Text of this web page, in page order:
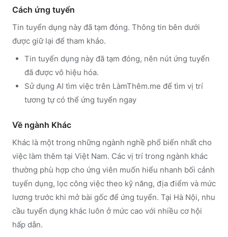
Cách ứng tuyển
Tin tuyển dụng này đã tạm đóng. Thông tin bên dưới
được giữ lại để tham khảo.
Tin tuyển dụng này đã tạm đóng, nên nút ứng tuyển
đã được vô hiệu hóa.
Sử dụng AI tìm việc trên LàmThêm.me để tìm vị trí
tương tự có thể ứng tuyển ngay
Về ngành Khác
Khác là một trong những ngành nghề phổ biến nhất cho
việc làm thêm tại Việt Nam. Các vị trí trong ngành khác
thường phù hợp cho ứng viên muốn hiểu nhanh bối cảnh
tuyển dụng, lọc công việc theo kỹ năng, địa điểm và mức
lương trước khi mở bài gốc để ứng tuyển. Tại Hà Nội, nhu
cầu tuyển dụng khác luôn ở mức cao với nhiều cơ hội
hấp dẫn.